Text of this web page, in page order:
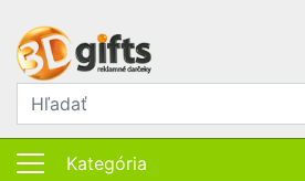
Kategória